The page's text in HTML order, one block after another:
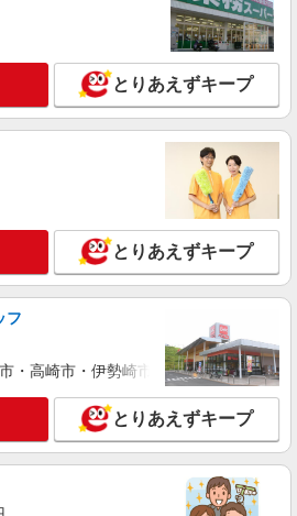
とりあえずキープ
とりあえずキープ
フ
・高崎市・伊勢崎市・太田市・館林市
とりあえずキープ